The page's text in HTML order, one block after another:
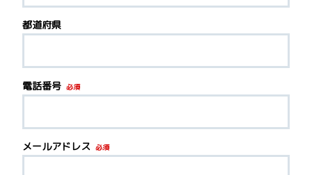
都道府県
電話番号 必須
メールアドレス 必須